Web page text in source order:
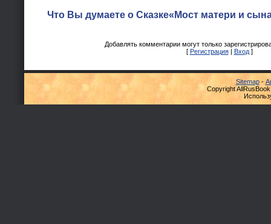
Что Вы думаете о Сказке«Мост матери и
Добавлять комментарии могут только
[ Регистрация| Вход]
Sitemap-
Copyright